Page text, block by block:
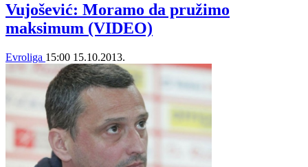
Vujošević: Moramo da pružimo
maksimum (VIDEO)
Evroliga 15:00 15.10.2013.